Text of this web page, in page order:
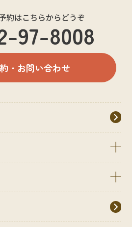
約はこちらからどうぞ
97-8008
・お問い合わせ